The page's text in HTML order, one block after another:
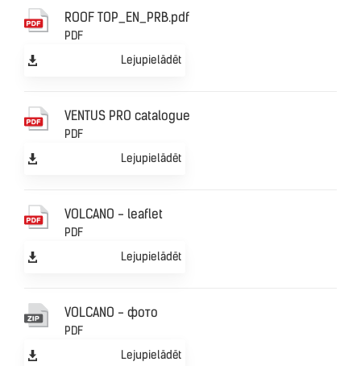
ROOF TOP_EN_PRB.pdf
PDF
Lejupielādēt
VENTUS PRO catalogue
PDF
Lejupielādēt
VOLCANO - leaflet
PDF
Lejupielādēt
VOLCANO - фото
PDF
Lejupielādēt